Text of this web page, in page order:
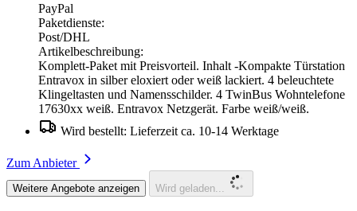
PayPal
Paketdienste:
Post/DHL
Artikelbeschreibung:
Komplett-Paket mit Preisvorteil. Inhalt -Kompakte Türstation
Entravox in silber eloxiert oder weiß lackiert. 4 beleuchtete
Klingeltasten und Namensschilder. 4 TwinBus Wohntelefone
17630xx weiß. Entravox Netzgerät. Farbe weiß/weiß.
Wird bestellt: Lieferzeit ca. 10-14 Werktage
Zum Anbieter
Weitere Angebote anzeigen Wird geladen...